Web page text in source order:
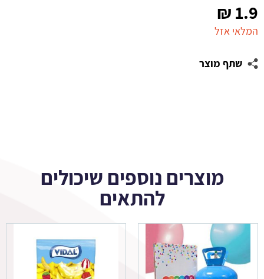
1.9
₪
המלאי אזל
שתף מוצר
מוצרים נוספים שיכולים
להתאים